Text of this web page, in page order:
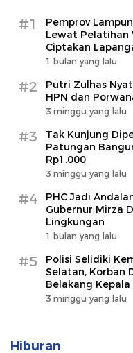
#1
Pemprov
Lewat Pelatihan
Ciptakan
1 bulan yang lalu
#2
Putri Zulhas
HPN dan
3 minggu yang lalu
#3
Tak Kunjung
Patungan
Rp1.000
3 minggu yang lalu
#4
PHC Jadi
Gubernur Mirza
Lingkungan
1 bulan yang lalu
#5
Polisi Selidiki
Selatan, Korban
Belakang Kepala
3 minggu yang lalu
Hiburan